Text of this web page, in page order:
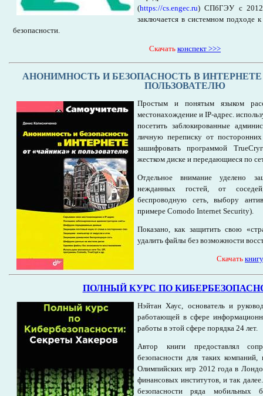
(https://cs.engec.ru) СПбГЭУ с 2012
заключается в системном подходе
безопасности.
Cкачать конспект >>>
АНОНИМНОСТЬ И БЕЗОПАСНОСТЬ В ИНТЕРНЕТЕ
ПОЛЬЗОВАТЕЛЮ
Простым и понятым языком
местонахождение и IP-адрес.
посетить заблокированные
личную переписку от посторонних
зашифровать программой
жестком диске и передающиеся по
Отдельное внимание уделено
нежданных гостей, от
беспроводную сеть, выбору
примере Comodo Internet Security).
Показано, как защитить свою
удалить файлы без возможности
Cкачать
ПОЛНЫЙ КУРС ПО
Нэйтан Хаус, основатель и
работающей в сфере
работы в этой сфере порядка 24 лет.
Автор книги предоставлял
безопасности для таких
Олимпийских игр 2012 года в
финансовых институтов, и так
безопасности ряда мобильных